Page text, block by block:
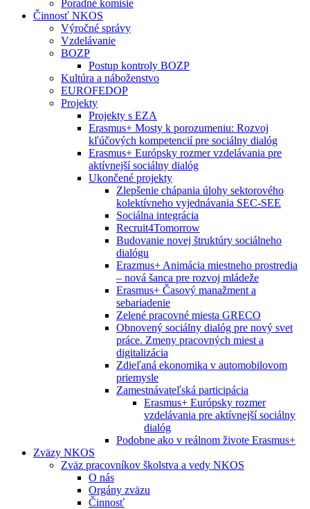
Poradné komisie
Činnosť NKOS
Výročné správy
Vzdelávanie
BOZP
Postup kontroly BOZP
Kultúra a náboženstvo
EUROFEDOP
Projekty
Projekty s EZA
Erasmus+ Mosty k porozumeniu: Rozvoj
kľúčových kompetencií pre sociálny dialóg
Erasmus+ Európsky rozmer vzdelávania pre
aktívnejší sociálny dialóg
Ukončené projekty
Zlepšenie chápania úlohy sektorového
kolektívneho vyjednávania SEC-SEE
Sociálna integrácia
Recruit4Tomorrow
Budovanie novej štruktúry sociálneho
dialógu
Erazmus+ Animácia miestneho prostredia
– nová šanca pre rozvoj mládeže
Erasmus+ Časový manažment a
sebariadenie
Zelené pracovné miesta GRECO
Obnovený sociálny dialóg pre nový svet
práce. Zmeny pracovných miest a
digitalizácia
Zdieľaná ekonomika v automobilovom
priemysle
Zamestnávateľská participácia
Erasmus+ Európsky rozmer
vzdelávania pre aktívnejší sociálny
dialóg
Podobne ako v reálnom živote Erasmus+
Zväzy NKOS
Zväz pracovníkov školstva a vedy NKOS
O nás
Orgány zväzu
Činnosť